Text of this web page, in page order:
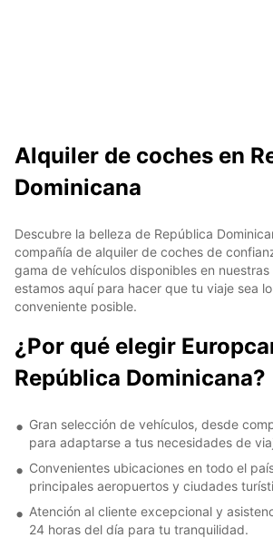
Alquiler de coches en
Dominicana
Descubre la belleza de República
compañía de alquiler de coches de
gama de vehículos disponibles en
estamos aquí para hacer que tu viaje sea
conveniente posible.
¿Por qué elegir
República Dominicana?
Gran selección de vehículos, desde
para adaptarse a tus necesidades de
Convenientes ubicaciones en todo el
principales aeropuertos y ciudades
Atención al cliente excepcional y
24 horas del día para tu tranquilidad.